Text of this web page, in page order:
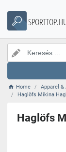
Home Apparel &
Haglöfs Mikina
Haglöfs